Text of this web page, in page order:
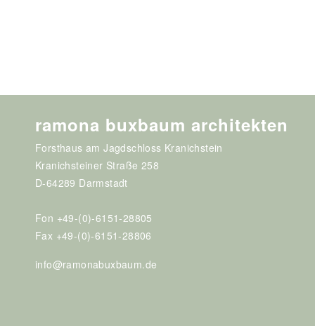
ramona buxbaum architekten
Forsthaus am Jagdschloss Kranichstein
Kranichsteiner Straße 258
D-64289 Darmstadt
Fon +49-(0)-6151-28805
Fax +49-(0)-6151-28806
info@ramonabuxbaum.de